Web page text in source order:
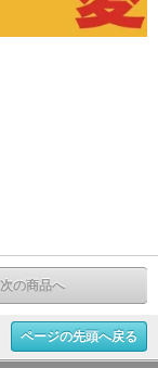
次の商品へ
ページの先頭へ戻る